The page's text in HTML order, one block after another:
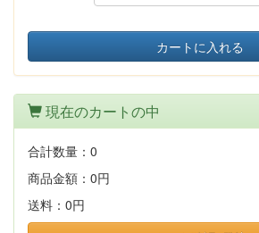
カートに入れる
現在のカートの中
合計数量： 0
商品金額： 0円
送料： 0円